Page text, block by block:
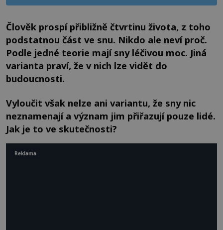
Člověk prospí přibližně čtvrtinu života, z toho
podstatnou část ve snu. Nikdo ale neví proč.
Podle jedné teorie mají sny léčivou moc. Jiná
varianta praví, že v nich lze vidět do
budoucnosti.
Vyloučit však nelze ani variantu, že sny nic
neznamenají a význam jim přiřazují pouze lidé.
Jak je to ve skutečnosti?
Reklama